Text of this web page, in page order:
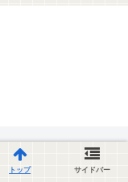
トップ サイドバー